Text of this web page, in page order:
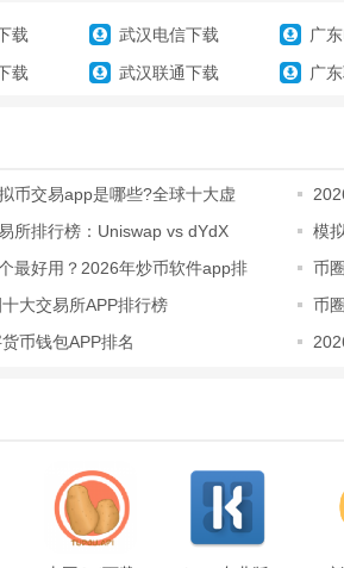
：7*24小时更新足篮领域最新资讯，涵盖转会
求
合‌：将直播观看、数据查询、资讯浏览整合
醒‌：支持用户订阅关注的球队和赛事，开赛
载 武汉电信下载 广
载
武汉联通下载 广
币交易app是哪些?全球十大虚
所排行榜：Uniswap vs dYdX
模
最好用？2026年炒币软件app排
币
大交易所APP排行榜
币
币钱包APP排名